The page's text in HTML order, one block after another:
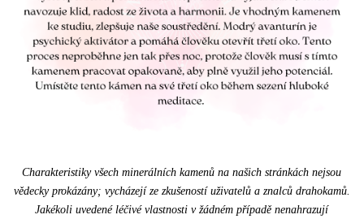
Charakteristiky všech minerálních kamenů na našich stránkách nejsou
vědecky prokázány; vycházejí ze zkušeností uživatelů a znalců drahokamů.
Jakékoli uvedené léčivé vlastnosti v žádném případě nenahrazují